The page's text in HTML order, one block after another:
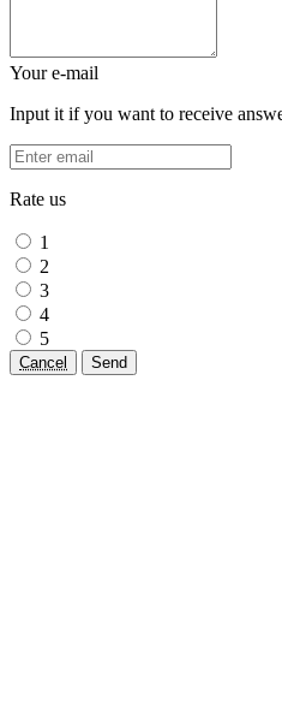
Your e-mail
Input it if you want to receive
Rate us
1
2
3
4
5
Cancel Send